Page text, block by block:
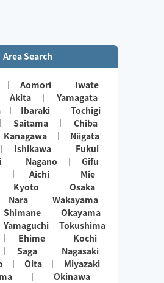
Area Search
Aomori
Iwate
Akita
Yamagata
Ibaraki
Tochigi
Saitama
Chiba
Kanagawa
Niigata
Ishikawa
Fukui
Nagano
Gifu
Aichi
Mie
Kyoto
Osaka
Nara
Wakayama
Shimane
Okayama
Yamaguchi
Tokushima
Ehime
Kochi
Saga
Nagasaki
Oita
Miyazaki
Okinawa